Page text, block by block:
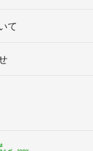
て